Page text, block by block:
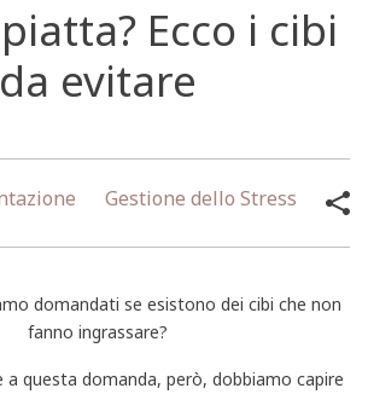
Ecco i cibi
da evitare
Gestione dello Stress
domandati se esistono dei cibi che non
fanno ingrassare?
a questa domanda, però, dobbiamo capire